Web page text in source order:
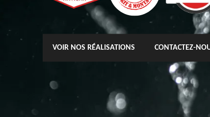
VOIR NOS RÉALISATIONS CONTACTEZ-